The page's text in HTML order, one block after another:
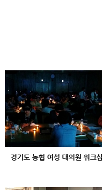
경기도 농협 여성 대의원 워크